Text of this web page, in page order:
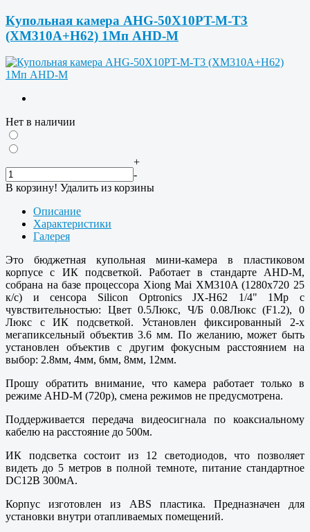
Купольная камера AHG-50X10PT-M-T3
(XM310A+H62) 1Мп AHD-M
Нет в наличии
+
-
В корзину! Удалить из корзины
Описание
Характеристики
Галерея
Это бюджетная купольная мини-камера в пластиковом
корпусе с ИК подсветкой. Работает в стандарте AHD-M,
собрана на базе процессора Xiong Mai XM310A (1280х720 25
к/с) и сенсора Silicon Optronics JX-H62 1/4" 1Mp с
чувствительностью: Цвет 0.5Люкс, Ч/Б 0.08Люкс (F1.2), 0
Люкс с ИК подсветкой. Установлен фиксированный 2-х
мегапиксельный объектив 3.6 мм. По желанию, может быть
установлен объектив с другим фокусным расстоянием на
выбор: 2.8мм, 4мм, 6мм, 8мм, 12мм.
Прошу обратить внимание, что камера работает только в
режиме AHD-M (720p), смена режимов не предусмотрена.
Поддерживается передача видеосигнала по коаксиальному
кабелю на расстояние до 500м.
ИК подсветка состоит из 12 светодиодов, что позволяет
видеть до 5 метров в полной темноте, питание стандартное
DC12В 300мА.
Корпус изготовлен из ABS пластика. Предназначен для
установки внутри отапливаемых помещений.